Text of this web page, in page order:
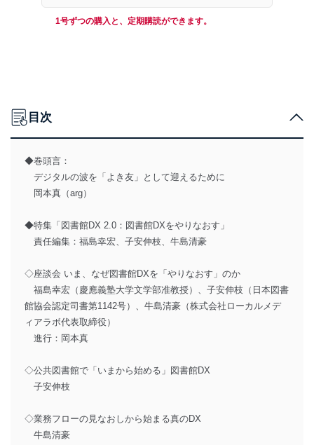
1号ずつの購入と、定期購読ができます。
目次
◆巻頭言：
デジタルの波を「よき友」として迎えるために
岡本真（arg）
◆特集「図書館DX 2.0：図書館DXをやりなおす」
責任編集：福島幸宏、子安伸枝、牛島清豪
◇座談会 いま、なぜ図書館DXを「やりなおす」のか
福島幸宏（慶應義塾大学文学部准教授）、子安伸枝（日本図書
館協会認定司書第1142号）、牛島清豪（株式会社ローカルメデ
ィアラボ代表取締役）
進行：岡本真
◇公共図書館で「いまから始める」図書館DX
子安伸枝
◇業務フローの見なおしから始まる真のDX
牛島清豪